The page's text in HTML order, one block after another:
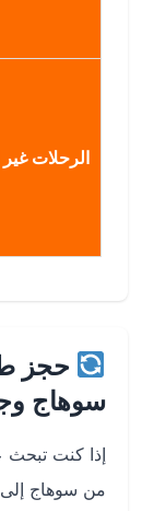
الرحلات غير
حجز
سوهاج وجدة
إذا كنت تبحث عن
من سوهاج إلى جدة